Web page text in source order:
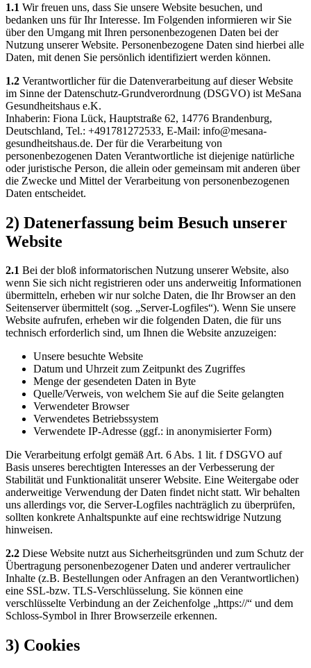
1.1 Wir freuen uns, dass Sie unsere Website besuchen, und
bedanken uns für Ihr Interesse. Im Folgenden informieren wir Sie
über den Umgang mit Ihren personenbezogenen Daten bei der
Nutzung unserer Website. Personenbezogene Daten sind hierbei alle
Daten, mit denen Sie persönlich identifiziert werden können.
1.2 Verantwortlicher für die Datenverarbeitung auf dieser Website
im Sinne der Datenschutz-Grundverordnung (DSGVO) ist MeSana
Gesundheitshaus e.K.
Inhaberin: Fiona Lück, Hauptstraße 62, 14776 Brandenburg,
Deutschland, Tel.: +491781272533, E-Mail: info@mesana-
gesundheitshaus.de. Der für die Verarbeitung von
personenbezogenen Daten Verantwortliche ist diejenige natürliche
oder juristische Person, die allein oder gemeinsam mit anderen über
die Zwecke und Mittel der Verarbeitung von personenbezogenen
Daten entscheidet.
2) Datenerfassung beim Besuch unserer
Website
2.1 Bei der bloß informatorischen Nutzung unserer Website, also
wenn Sie sich nicht registrieren oder uns anderweitig Informationen
übermitteln, erheben wir nur solche Daten, die Ihr Browser an den
Seitenserver übermittelt (sog. „Server-Logfiles“). Wenn Sie unsere
Website aufrufen, erheben wir die folgenden Daten, die für uns
technisch erforderlich sind, um Ihnen die Website anzuzeigen:
Unsere besuchte Website
Datum und Uhrzeit zum Zeitpunkt des Zugriffes
Menge der gesendeten Daten in Byte
Quelle/Verweis, von welchem Sie auf die Seite gelangten
Verwendeter Browser
Verwendetes Betriebssystem
Verwendete IP-Adresse (ggf.: in anonymisierter Form)
Die Verarbeitung erfolgt gemäß Art. 6 Abs. 1 lit. f DSGVO auf
Basis unseres berechtigten Interesses an der Verbesserung der
Stabilität und Funktionalität unserer Website. Eine Weitergabe oder
anderweitige Verwendung der Daten findet nicht statt. Wir behalten
uns allerdings vor, die Server-Logfiles nachträglich zu überprüfen,
sollten konkrete Anhaltspunkte auf eine rechtswidrige Nutzung
hinweisen.
2.2 Diese Website nutzt aus Sicherheitsgründen und zum Schutz der
Übertragung personenbezogener Daten und anderer vertraulicher
Inhalte (z.B. Bestellungen oder Anfragen an den Verantwortlichen)
eine SSL-bzw. TLS-Verschlüsselung. Sie können eine
verschlüsselte Verbindung an der Zeichenfolge „https://“ und dem
Schloss-Symbol in Ihrer Browserzeile erkennen.
3) Cookies